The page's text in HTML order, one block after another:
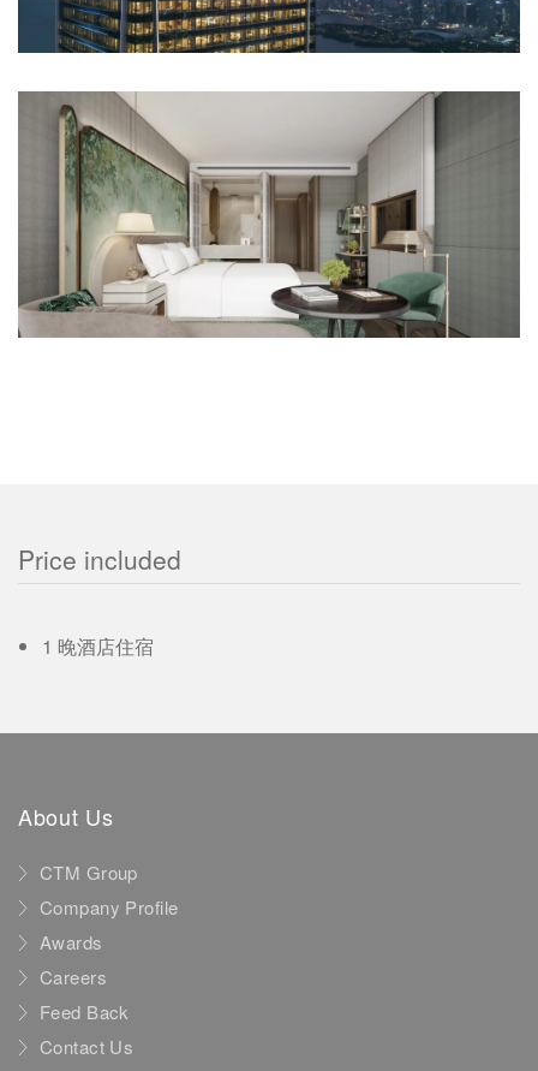
Price included
1 晚酒店住宿
About Us
CTM Group
Company Profile
Awards
Careers
Feed Back
Contact Us